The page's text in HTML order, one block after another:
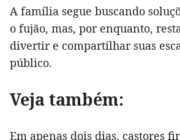
A família segue buscando
o fujão, mas, por enquanto,
divertir e compartilhar suas
público.
Veja também:
Em apenas dois dias, castores